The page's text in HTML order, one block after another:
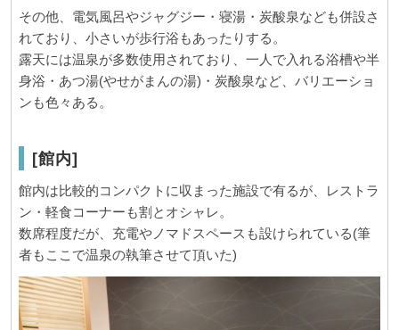
その他、電気風呂やジャグジー・寝湯・炭酸泉なども併設さ
れており、小さいが歩行浴もあったりする。
露天には温泉が多数使用されており、一人で入れる浴槽や半
身浴・あつ湯(やせがまんの湯)・炭酸泉など、バリエーショ
ンも色々ある。
[館内]
館内は比較的コンパクトに収まった施設で有るが、レストラ
ン・軽食コーナーも割とオシャレ。
数席程度だが、充電やノマドスペースも設けられている(筆
者もここで温泉の執筆させて頂いた)